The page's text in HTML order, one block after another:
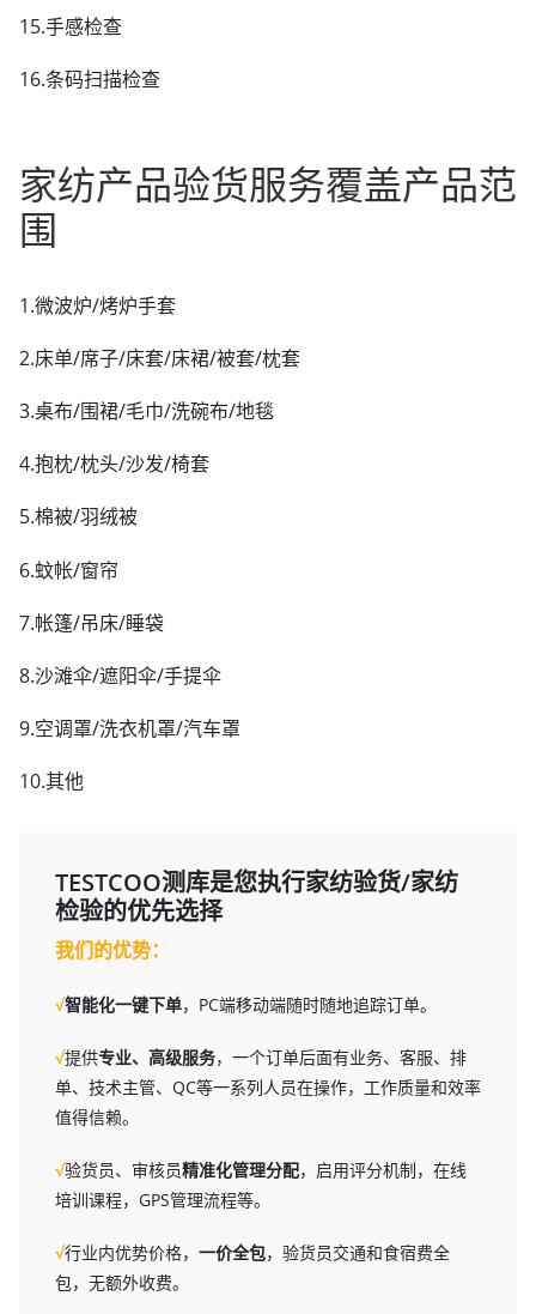
15.手感检查
16.条码扫描检查
家纺产品验货服务覆盖产品范
围
1.微波炉/烤炉手套
2.床单/席子/床套/床裙/被套/枕套
3.桌布/围裙/毛巾/洗碗布/地毯
4.抱枕/枕头/沙发/椅套
5.棉被/羽绒被
6.蚊帐/窗帘
7.帐篷/吊床/睡袋
8.沙滩伞/遮阳伞/手提伞
9.空调罩/洗衣机罩/汽车罩
10.其他
TESTCOO测库是您执行家纺验货/家纺
检验的优先选择
我们的优势：
√智能化一键下单，PC端移动端随时随地追踪订单。
√提供专业、高级服务，一个订单后面有业务、客服、排
单、技术主管、QC等一系列人员在操作，工作质量和效率
值得信赖。
√验货员、审核员精准化管理分配，启用评分机制，在线
培训课程，GPS管理流程等。
√行业内优势价格， 一价全包，验货员交通和食宿费全
包，无额外收费。